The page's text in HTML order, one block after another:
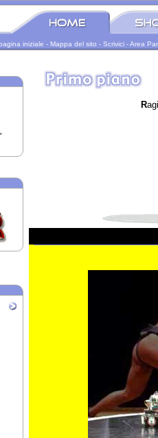
iniziale - Mappa del sito - Scrivici -Area
R